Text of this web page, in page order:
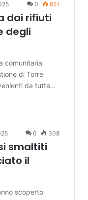
0 651
dai rifiuti
degli
comunitaria
di Torre
da tutta…
0 308
smaltiti
il
scoperto